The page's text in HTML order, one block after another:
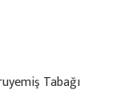
Tabağı